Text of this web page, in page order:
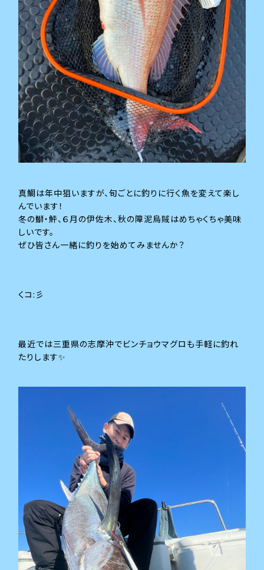
真鯛は年中狙いますが、旬ごとに釣りに行く魚を変えて楽し
んでいます！
冬の鰤・鮃、６月の伊佐木、秋の障泥烏賊はめちゃくちゃ美味
しいです。
ぜひ皆さん一緒に釣りを始めてみませんか？
くコ:彡
最近では三重県の志摩沖でビンチョウマグロも手軽に釣れ
たりします✨